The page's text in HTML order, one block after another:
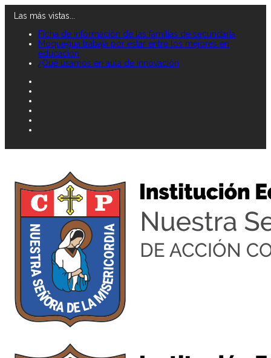
Las más vistas...
Ficha de información de las familias de secundaria
Moquegua trabaja por estar entre los mejores en
educación
¿Qué usamos en aula de innovación